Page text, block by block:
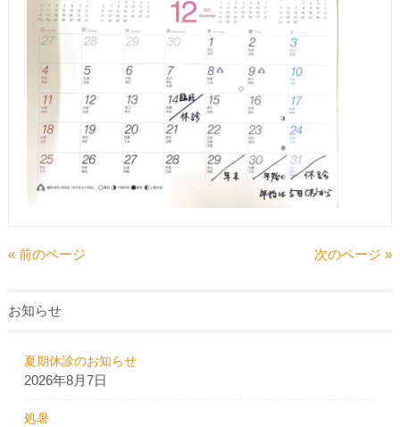
« 前のページ 次のページ »
お知らせ
夏期休診のお知らせ
2026年8月7日
処暑